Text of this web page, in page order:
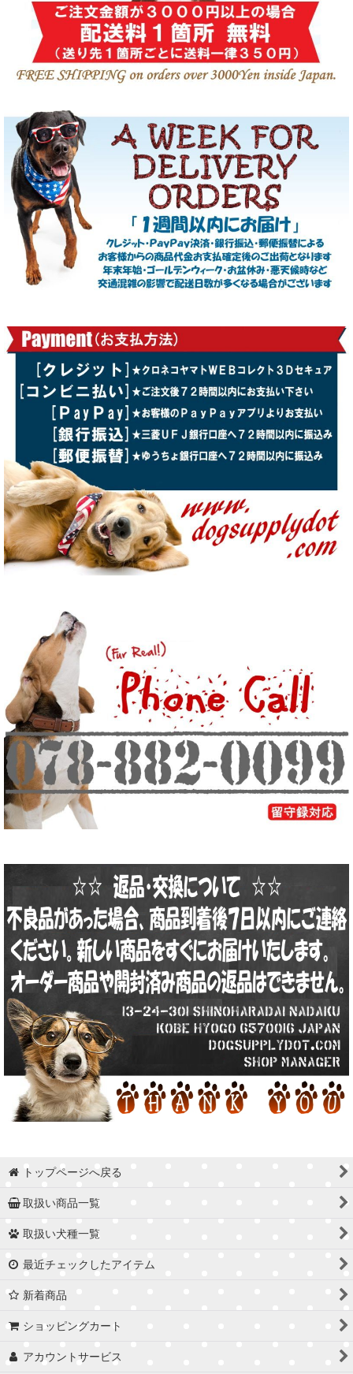
トップページへ戻る
取扱い商品一覧
取扱い犬種一覧
最近チェックしたアイテム
新着商品
ショッピングカート
アカウントサービス